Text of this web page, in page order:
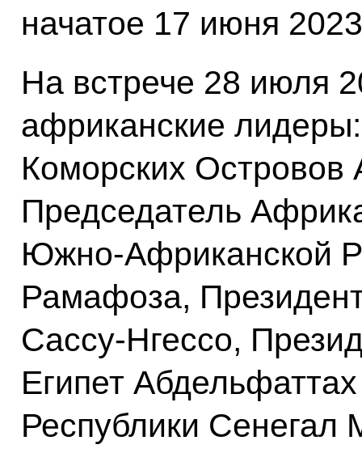
начатое 17 июня
На встрече 28 июля
африканские
Коморских Островов
Председатель
Южно-Африканской
Рамафоза,
Сассу-Нгессо,
Египет
Республики Сенегал